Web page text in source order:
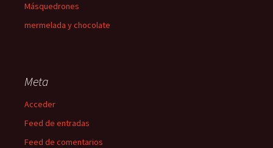
Másquedrones
mermelada y chocolate
Meta
Acceder
Feed de entradas
Feed de comentarios